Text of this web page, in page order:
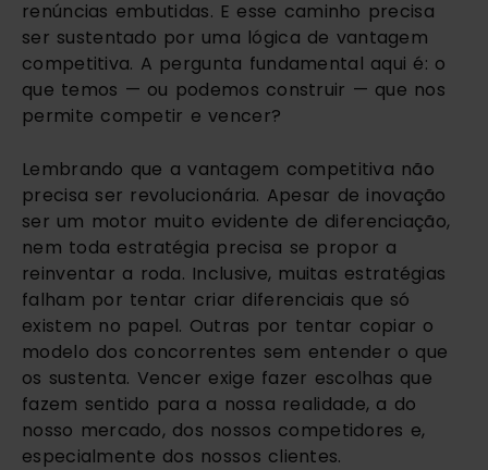
renúncias embutidas. E esse caminho precisa
ser sustentado por uma lógica de vantagem
competitiva. A pergunta fundamental aqui é: o
que temos — ou podemos construir — que nos
permite competir e vencer?
Lembrando que a vantagem competitiva não
precisa ser revolucionária. Apesar de inovação
ser um motor muito evidente de diferenciação,
nem toda estratégia precisa se propor a
reinventar a roda. Inclusive, muitas estratégias
falham por tentar criar diferenciais que só
existem no papel. Outras por tentar copiar o
modelo dos concorrentes sem entender o que
os sustenta. Vencer exige fazer escolhas que
fazem sentido para a nossa realidade, a do
nosso mercado, dos nossos competidores e,
especialmente dos nossos clientes.